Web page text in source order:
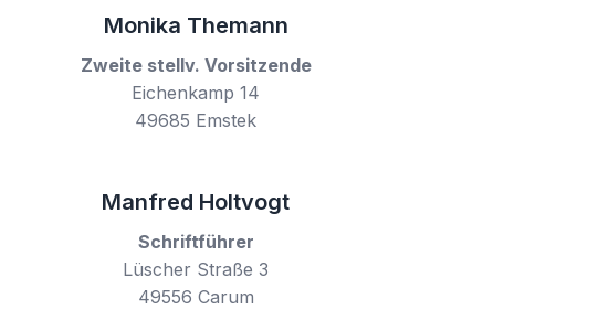
Monika Themann
Zweite stellv. Vorsitzende
Eichenkamp 14
49685 Emstek
Manfred Holtvogt
Schriftführer
Lüscher Straße 3
49556 Carum